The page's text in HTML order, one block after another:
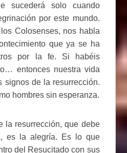
sucederá solo cuando
por este mundo.
Colosenses, nos habla
que ya se ha
por la fe. Si habéis
entonces nuestra vida
signos de la resurrección.
hombres sin esperanza.
la resurrección, que debe
es la alegría. Es lo que
del Resucitado con sus